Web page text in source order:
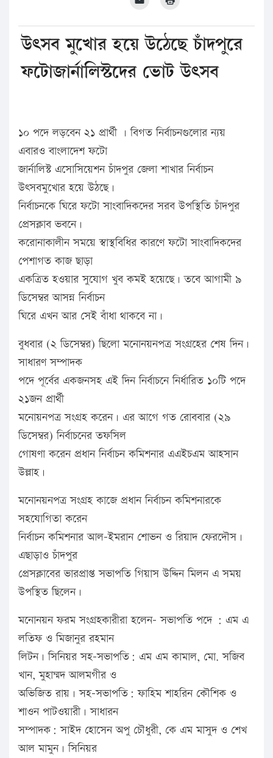
উৎসব মুখোর হয়ে উঠেছে চাঁদপুরে
ফটোজার্নালিস্টদের ভোট উৎসব
১০ পদে লড়বেন ২১ প্রার্থী । বিগত নির্বাচনগুলোর ন্যয়
এবারও বাংলাদেশ ফটো
জার্নালিস্ট এসোসিয়েশন চাঁদপুর জেলা শাখার নির্বাচন
উৎসবমুখোর হয়ে উঠছে।
নির্বাচনকে ঘিরে ফটো সাংবাদিকদের সরব উপস্থিতি চাঁদপুর
প্রেসক্লাব ভবনে।
করোনাকালীন সময়ে স্বাস্থবিধির কারণে ফটো সাংবাদিকদের
পেশাগত কাজ ছাড়া
একত্রিত হওয়ার সুযোগ খুব কমই হয়েছে। তবে আগামী ৯
ডিসেম্বর আসন্ন নির্বাচন
ঘিরে এখন আর সেই বাঁধা থাকবে না।
বুধবার (২ ডিসেম্বর) ছিলো মনোনয়নপত্র সংগ্রহের শেষ দিন।
সাধারণ সম্পাদক
পদে পূর্বের একজনসহ এই দিন নির্বাচনে নির্ধারিত ১০টি পদে
২১জন প্রার্থী
মনোয়নপত্র সংগ্রহ করেন। এর আগে গত রোববার (২৯
ডিসেম্বর) নির্বাচনের তফসিল
গোষণা করেন প্রধান নির্বাচন কমিশনার এএইচএম আহসান
উল্লাহ।
মনোনয়নপত্র সংগ্রহ কাজে প্রধান নির্বাচন কমিশনারকে
সহযোগিতা করেন
নির্বাচন কমিশনার আল-ইমরান শোভন ও রিয়াদ ফেরদৌস।
এছাড়াও চাঁদপুর
প্রেসক্লাবের ভারপ্রাপ্ত সভাপতি গিয়াস উদ্দিন মিলন এ সময়
উপস্থিত ছিলেন।
মনোনয়ন ফরম সংগ্রহকারীরা হলেন- সভাপতি পদে : এম এ
লতিফ ও মিজানুর রহমান
লিটন। সিনিয়র সহ-সভাপতি: এম এম কামাল, মো. সজিব
খান, মুহাম্মদ আলমগীর ও
অভিজিত রায়। সহ-সভাপতি: ফাহিম শাহরিন কৌশিক ও
শাওন পাটওয়ারী। সাধারন
সম্পাদক: সাইদ হোসেন অপু চৌধুরী, কে এম মাসুদ ও শেখ
আল মামুন। সিনিয়র